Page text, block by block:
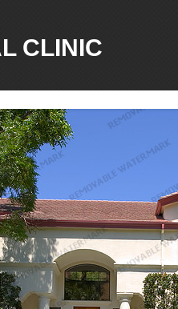
CLINIC